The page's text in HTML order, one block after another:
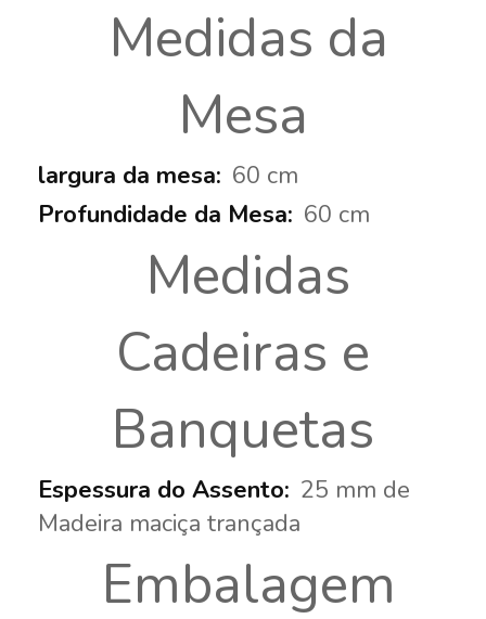
Medidas da
Mesa
60 cm
60 cm
Medidas
Cadeiras e
Banquetas
25 mm de
Madeira maciça trançada
Embalagem